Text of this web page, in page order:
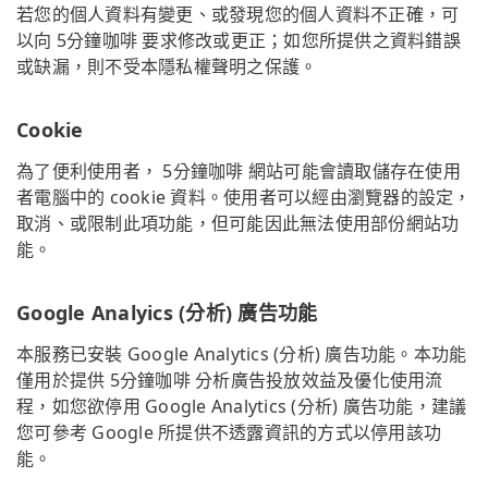
若您的個人資料有變更、或發現您的個人資料不正確，可
以向 5分鐘咖啡 要求修改或更正；如您所提供之資料錯誤
或缺漏，則不受本隱私權聲明之保護。
Cookie
為了便利使用者， 5分鐘咖啡 網站可能會讀取儲存在使用
者電腦中的 cookie 資料。使用者可以經由瀏覽器的設定，
取消、或限制此項功能，但可能因此無法使用部份網站功
能。
Google Analyics (分析) 廣告功能
本服務已安裝 Google Analytics (分析) 廣告功能。本功能
僅用於提供 5分鐘咖啡 分析廣告投放效益及優化使用流
程，如您欲停用 Google Analytics (分析) 廣告功能，建議
您可參考 Google 所提供不透露資訊的方式以停用該功
能。